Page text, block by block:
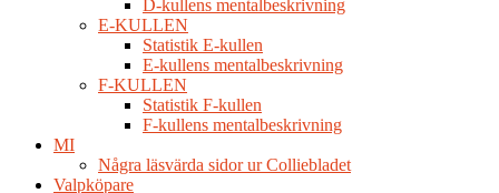
D-kullens mentalbeskrivning
E-KULLEN
Statistik E-kullen
E-kullens mentalbeskrivning
F-KULLEN
Statistik F-kullen
F-kullens mentalbeskrivning
MI
Några läsvärda sidor ur Colliebladet
Valpköpare